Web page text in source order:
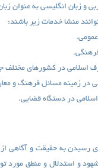
و زبان انگلیسی به عنوان
منشا خدمات زیر باشند:
در کشورهای مختلف
در زمینه مسائل فرهنگ و
در دستگاه قضایی.
رسیدن به حقیقت و آگاهی
و استدلال و منطق مورد